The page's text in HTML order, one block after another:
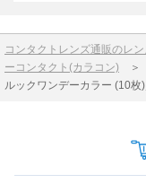
コンタクトレンズ通販のレ
ーコンタクト(カラコン) ＞
ルックワンデーカラー (10